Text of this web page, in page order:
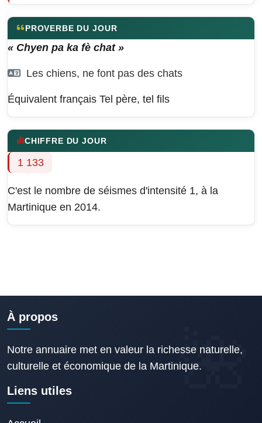
PROVERBE DU JOUR
« Chyen pa ka fè chat »
Les chiens, ne font pas des chats
Équivalent français Tel père, tel fils
CHIFFRE DU JOUR
1 133
C'est le nombre de séismes d'intensité 1, à la
Martinique en 2014.
À propos
Notre annuaire met en valeur la richesse naturelle,
culturelle et économique de la Martinique.
Liens utiles